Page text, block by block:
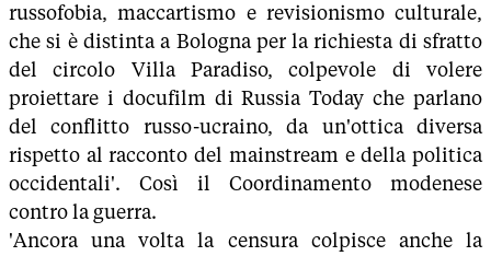
russofobia, maccartismo e revisionismo culturale,
che si è distinta a Bologna per la richiesta di sfratto
del circolo Villa Paradiso, colpevole di volere
proiettare i docufilm di Russia Today che parlano
del conflitto russo-ucraino, da un'ottica diversa
rispetto al racconto del mainstream e della politica
occidentali'. Così il Coordinamento modenese
contro la guerra.
'Ancora una volta la censura colpisce anche la